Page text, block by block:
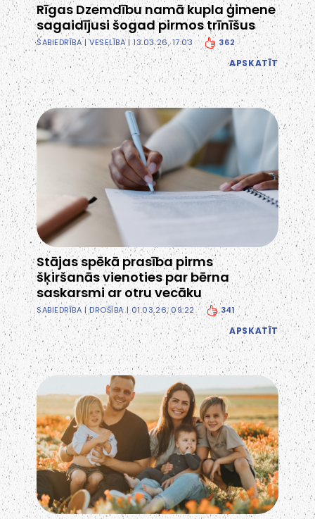
Rīgas Dzemdību namā kupla ģimene
sagaidījusi šogad pirmos trīnīšus
SABIEDRĪBA|VESELĪBA| 13.03.26, 17:03 362
APSKATĪT
Stājas spēkā prasība pirms
šķiršanās vienoties par bērna
saskarsmi ar otru vecāku
SABIEDRĪBA |DROŠĪBA| 01.03.26, 09:22 341
APSKATĪT